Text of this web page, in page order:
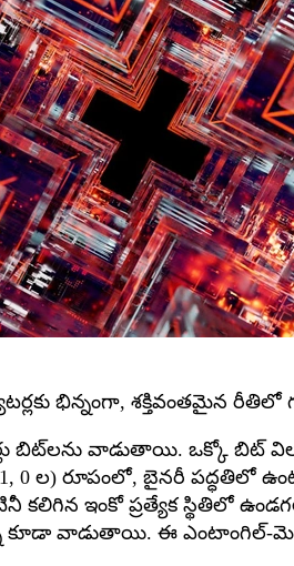
భిన్నంగా,
బిట్‌లను వాడుతాయి. ఒక్కో బిట్
ల) రూపంలో, బైనరీ పద్ధతిలో
ఇంకో ప్రత్యేక స్థితిలో
కూడా వాడుతాయి. ఈ ఎంటాంగిల్-